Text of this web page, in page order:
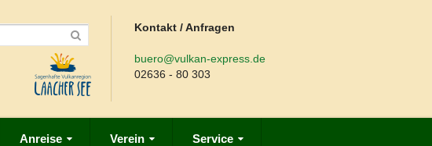
Kontakt / Anfragen
buero@vulkan-express.de
02636 - 80 303
Anreise Verein Service